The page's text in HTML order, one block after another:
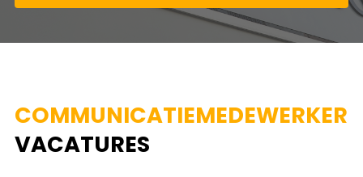
COMMUNICATIEMEDEWERKER
VACATURES